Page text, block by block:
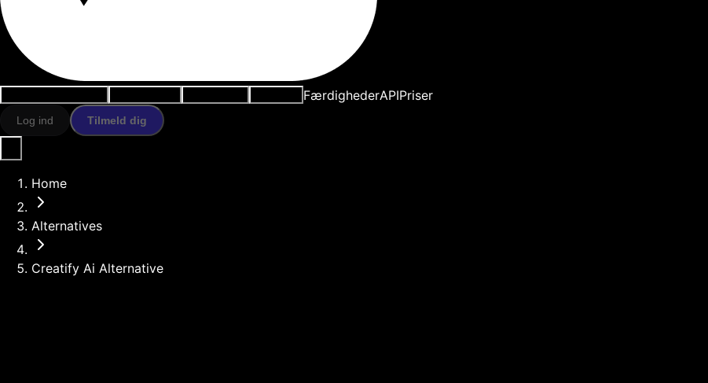
FærdighederAPIPriser
Log ind Tilmeld dig
Home
Alternatives
Creatify Ai Alternative